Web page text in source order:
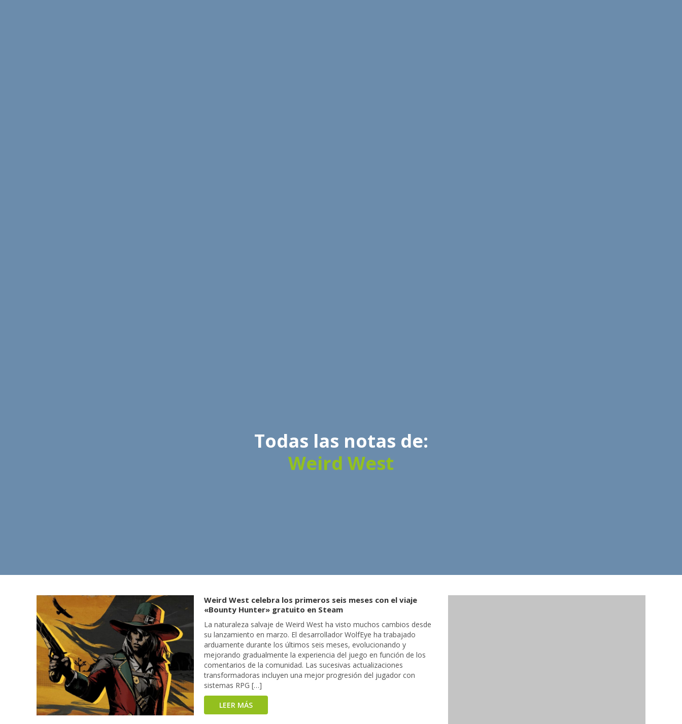
Todas las notas de:
Weird West
Weird West celebra los primeros seis meses con el viaje
«Bounty Hunter» gratuito en Steam
La naturaleza salvaje de Weird West ha visto muchos cambios desde
su lanzamiento en marzo. El desarrollador WolfEye ha trabajado
arduamente durante los últimos seis meses, evolucionando y
mejorando gradualmente la experiencia del juego en función de los
comentarios de la comunidad. Las sucesivas actualizaciones
transformadoras incluyen una mejor progresión del jugador con
sistemas RPG […]
LEER MÁS